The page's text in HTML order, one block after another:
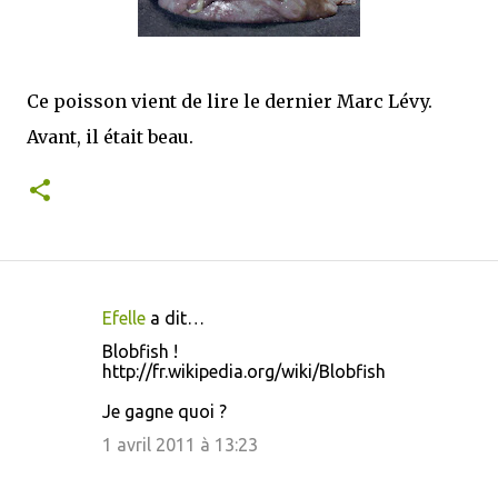
mettre sous tous les yeux. C'est cela...
Ce poisson vient de lire le dernier Marc Lévy.
Avant, il était beau.
Efelle a dit…
Blobfish !
http://fr.wikipedia.org/wiki/Blobfish
Je gagne quoi ?
1 avril 2011 à 13:23